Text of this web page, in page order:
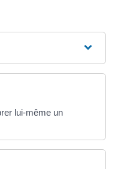
lui-même un